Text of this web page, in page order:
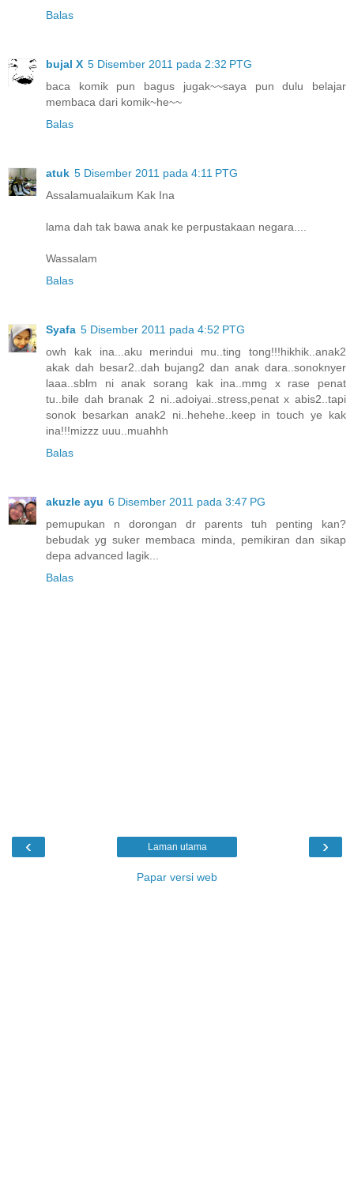
Balas
bujal X 5 Disember 2011 pada 2:32 PTG
baca komik pun bagus jugak~~saya pun dulu belajar
membaca dari komik~he~~
Balas
atuk 5 Disember 2011 pada 4:11 PTG
Assalamualaikum Kak Ina
lama dah tak bawa anak ke perpustakaan negara....
Wassalam
Balas
Syafa 5 Disember 2011 pada 4:52 PTG
owh kak ina...aku merindui mu..ting tong!!!hikhik..anak2
akak dah besar2..dah bujang2 dan anak dara..sonoknyer
laaa..sblm ni anak sorang kak ina..mmg x rase penat
tu..bile dah branak 2 ni..adoiyai..stress,penat x abis2..tapi
sonok besarkan anak2 ni..hehehe..keep in touch ye kak
ina!!!mizzz uuu..muahhh
Balas
akuzle ayu 6 Disember 2011 pada 3:47 PG
pemupukan n dorongan dr parents tuh penting kan?
bebudak yg suker membaca minda, pemikiran dan sikap
depa advanced lagik...
Balas
‹ ›
Laman utama
Papar versi web